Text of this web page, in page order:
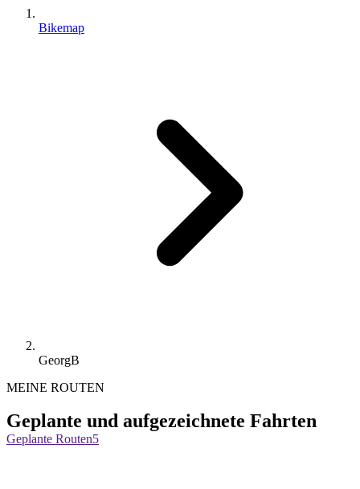
Bikemap
GeorgB
MEINE ROUTEN
Geplante und aufgezeichnete Fahrten
Geplante Routen5